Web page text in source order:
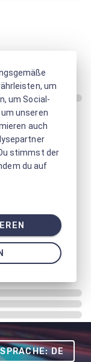
SPRACHE: DE
um
um Social-
unseren
auch
stimmst der
du auf